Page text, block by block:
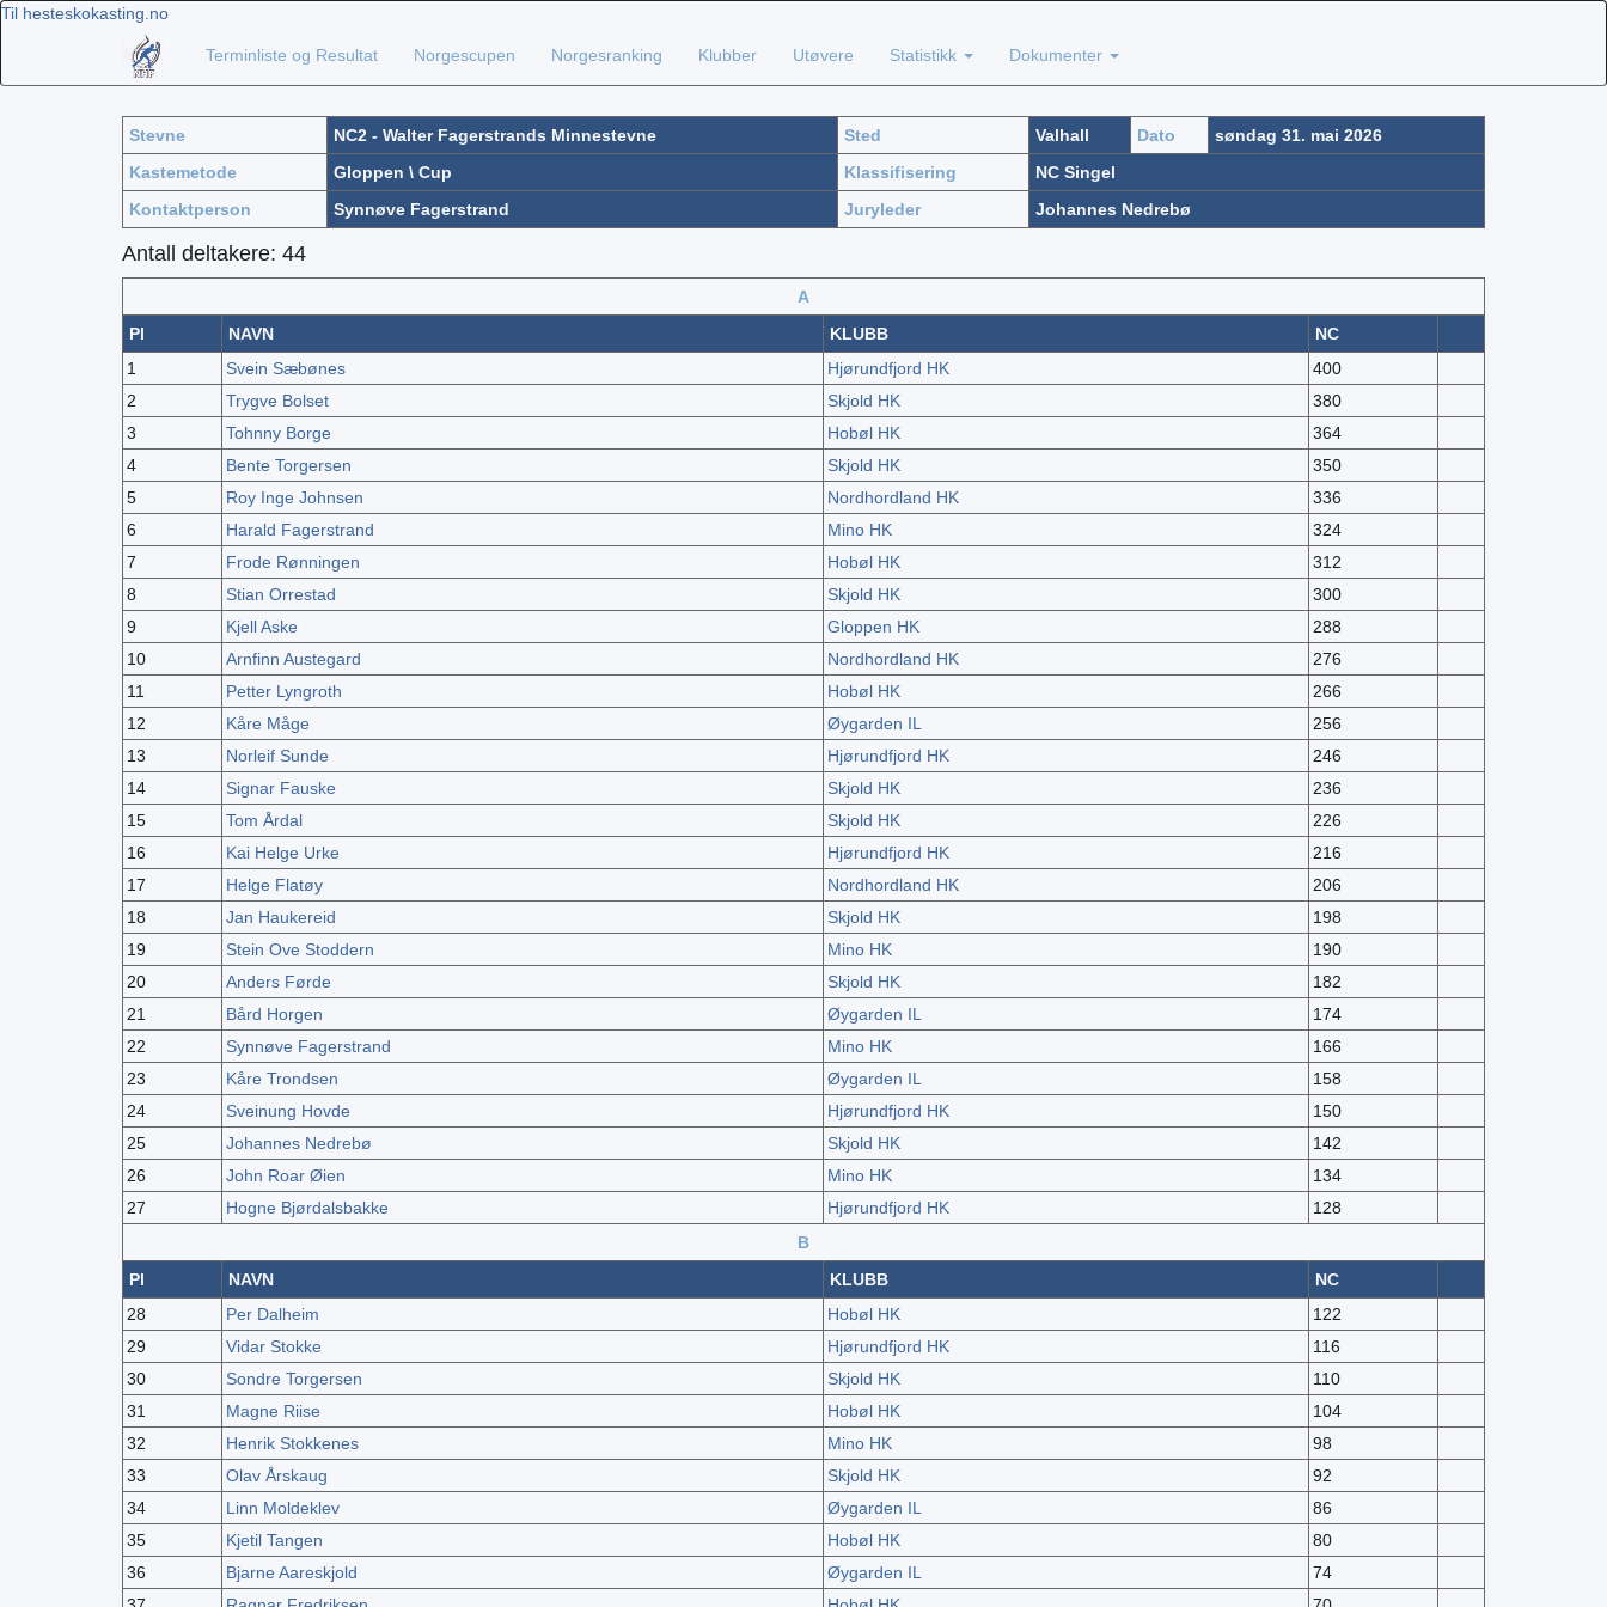
Til hesteskokasting.no
Terminliste og Resultat Norgescupen Norgesranking Klubber Utøvere Statistikk Dokumenter
Stevne NC2 - Walter Fagerstrands Minnestevne Sted Valhall Dato
søndag 31. mai 2026
Kastemetode
Gloppen \ Cup Klassifisering
NC Singel
Kontaktperson
Synnøve Fagerstrand Juryleder Johannes Nedrebø
Antall deltakere: 44
A
Pl
NAVN KLUBB
NC
1
Svein Sæbønes Hjørundfjord HK
400
2
Trygve Bolset Skjold HK
380
3
Tohnny Borge Hobøl HK
364
4
Bente Torgersen Skjold HK
350
5
Roy Inge Johnsen Nordhordland HK
336
6
Harald Fagerstrand Mino HK
324
7
Frode Rønningen Hobøl HK
312
8
Stian Orrestad Skjold HK
300
9
Kjell Aske Gloppen HK
288
10
Arnfinn Austegard Nordhordland HK
276
11
Petter Lyngroth Hobøl HK
266
12
Kåre Måge Øygarden IL
256
13
Norleif Sunde Hjørundfjord HK
246
14
Signar Fauske Skjold HK
236
15
Tom Årdal Skjold HK
226
16
Kai Helge Urke Hjørundfjord HK
216
17
Helge Flatøy Nordhordland HK
206
18
Jan Haukereid Skjold HK
198
19
Stein Ove Stoddern Mino HK
190
20
Anders Førde Skjold HK
182
21
Bård Horgen Øygarden IL
174
22
Synnøve Fagerstrand Mino HK
166
23
Kåre Trondsen Øygarden IL
158
24
Sveinung Hovde Hjørundfjord HK
150
25
Johannes Nedrebø Skjold HK
142
26
John Roar Øien Mino HK
134
27
Hogne Bjørdalsbakke Hjørundfjord HK
128
B
Pl
NAVN KLUBB
NC
28
Per Dalheim Hobøl HK
122
29
Vidar Stokke Hjørundfjord HK
116
30
Sondre Torgersen Skjold HK
110
31
Magne Riise Hobøl HK
104
32
Henrik Stokkenes Mino HK
98
33
Olav Årskaug Skjold HK
92
34
Linn Moldeklev Øygarden IL
86
35
Kjetil Tangen Hobøl HK
80
36
Bjarne Aareskjold Øygarden IL
74